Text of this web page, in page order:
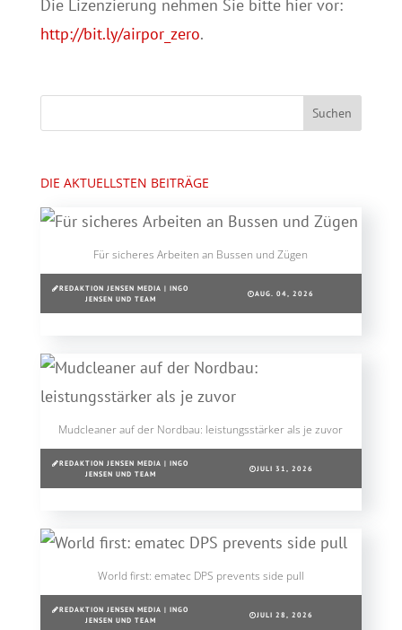
Die Lizenzierung nehmen Sie bitte hier vor:
http://bit.ly/airpor_zero.
DIE AKTUELLSTEN BEITRÄGE
Für sicheres Arbeiten an Bussen und Zügen
REDAKTION JENSEN MEDIA | INGO
JENSEN UND TEAM
AUG. 04, 2026
Mudcleaner auf der Nordbau: leistungsstärker als je zuvor
REDAKTION JENSEN MEDIA | INGO
JENSEN UND TEAM
JULI 31, 2026
World first: ematec DPS prevents side pull
REDAKTION JENSEN MEDIA | INGO
JENSEN UND TEAM
JULI 28, 2026